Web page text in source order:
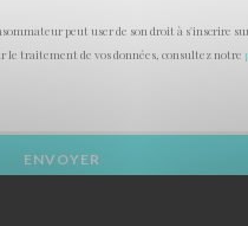
peut user de son droit à s'inscrire
le traitement de vos données, consultez notre